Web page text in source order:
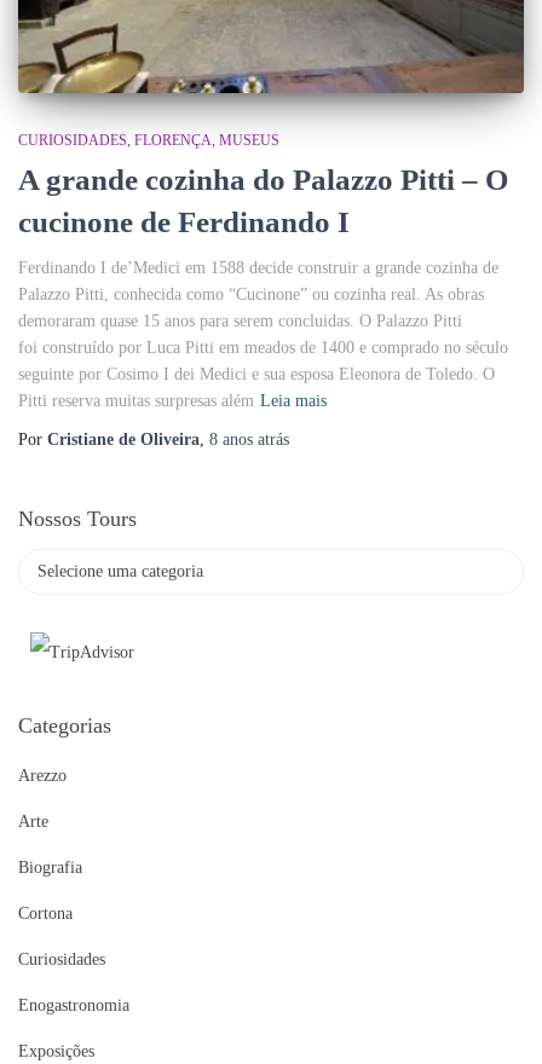
CURIOSIDADES FLORENÇA MUSEUS
A grande cozinha do Palazzo Pitti – O
cucinone de Ferdinando I
Ferdinando I de’Medici em 1588 decide construir a grande cozinha de
Palazzo Pitti, conhecida como “Cucinone” ou cozinha real. As obras
demoraram quase 15 anos para serem concluidas. O Palazzo Pitti
foi construído por Luca Pitti em meados de 1400 e comprado no século
seguinte por Cosimo I dei Medici e sua esposa Eleonora de Toledo. O
Pitti reserva muitas surpresas além Leia mais
Por Cristiane de Oliveira 8 anos atrás
Nossos Tours
Categorias
Arezzo
Arte
Biografia
Cortona
Curiosidades
Enogastronomia
Exposições